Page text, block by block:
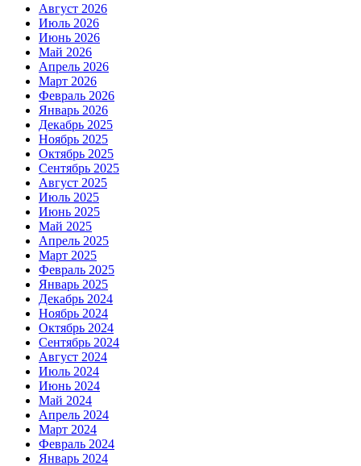
Август 2026
Июль 2026
Июнь 2026
Май 2026
Апрель 2026
Март 2026
Февраль 2026
Январь 2026
Декабрь 2025
Ноябрь 2025
Октябрь 2025
Сентябрь 2025
Август 2025
Июль 2025
Июнь 2025
Май 2025
Апрель 2025
Март 2025
Февраль 2025
Январь 2025
Декабрь 2024
Ноябрь 2024
Октябрь 2024
Сентябрь 2024
Август 2024
Июль 2024
Июнь 2024
Май 2024
Апрель 2024
Март 2024
Февраль 2024
Январь 2024